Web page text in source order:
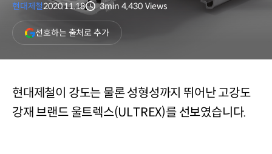
현대제철2020.11.18
3min 4,430 Views
선호하는 출처로 추가(새
창
열림)
현대제철이 강도는 물론 성형성까지 뛰어난 고강도
강재 브랜드 울트렉스(ULTREX)를 선보였습니다.